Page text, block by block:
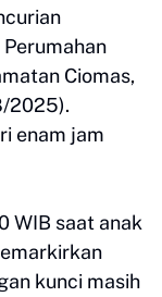
Ciomas,
2025).
enam jam
WIB saat anak
kunci masih